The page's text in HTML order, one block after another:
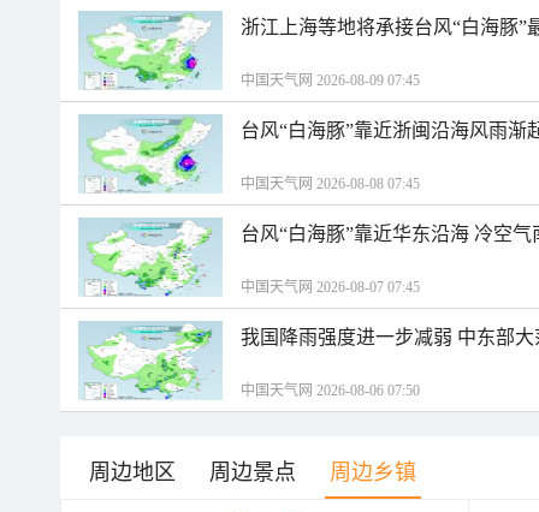
浙江上海等地将承接台风“白海豚”
中国天气网 2026-08-09 07:45
台风“白海豚”靠近浙闽沿海风雨渐
中国天气网 2026-08-08 07:45
台风“白海豚”靠近华东沿海 冷空
中国天气网 2026-08-07 07:45
我国降雨强度进一步减弱 中东部
中国天气网 2026-08-06 07:50
周边地区 周边景点 周边乡镇